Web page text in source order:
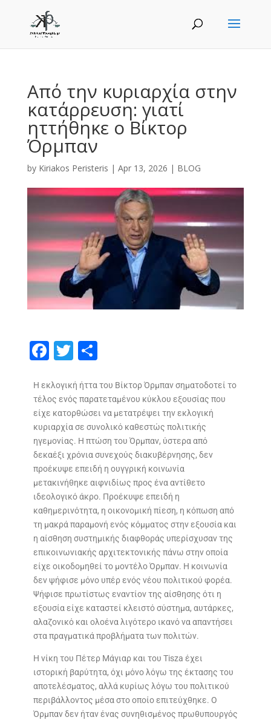
Από την κυριαρχία στην
κατάρρευση: γιατί
ηττήθηκε ο Βίκτορ
Όρμπαν
by Kiriakos Peristeris | Apr 13, 2026 | BLOG
F
e
b
o
o
k
T
itt
er
S
ar
e
Η εκλογική ήττα του Βίκτορ Όρμπαν σηματοδοτεί το
τέλος ενός παρατεταμένου κύκλου εξουσίας που
είχε κατορθώσει να μετατρέψει την εκλογική
κυριαρχία σε συνολικό καθεστώς πολιτικής
ηγεμονίας. Η πτώση του Όρμπαν, ύστερα από
δεκαέξι χρόνια συνεχούς διακυβέρνησης, δεν
προέκυψε επειδή η ουγγρική κοινωνία
μετακινήθηκε αιφνιδίως προς ένα αντίθετο
ιδεολογικό άκρο. Προέκυψε επειδή η
καθημερινότητα, η οικονομική πίεση, η κόπωση από
τη μακρά παραμονή ενός κόμματος στην εξουσία και
η αίσθηση συστημικής διαφθοράς υπερίσχυσαν της
επικοινωνιακής αρχιτεκτονικής πάνω στην οποία
είχε οικοδομηθεί το μοντέλο Όρμπαν. Η κοινωνία
δεν ψήφισε μόνο υπέρ ενός νέου πολιτικού φορέα.
Ψήφισε πρωτίστως εναντίον της αίσθησης ότι η
εξουσία είχε καταστεί κλειστό σύστημα, αυτάρκες,
αλαζονικό και ολοένα λιγότερο ικανό να απαντήσει
στα πραγματικά προβλήματα των πολιτών.
Η νίκη του Πέτερ Μάγιαρ και του Tisza έχει
ιστορική βαρύτητα, όχι μόνο λόγω της έκτασης του
αποτελέσματος, αλλά κυρίως λόγω του πολιτικού
περιβάλλοντος μέσα στο οποίο επιτεύχθηκε. Ο
Όρμπαν δεν ήταν ένας συνηθισμένος πρωθυπουργός